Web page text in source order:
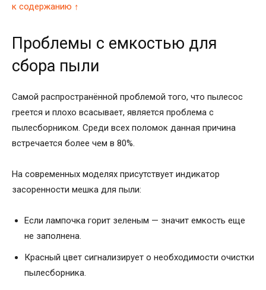
к содержанию ↑
Проблемы с емкостью для
сбора пыли
Самой распространённой проблемой того, что пылесос
греется и плохо всасывает, является проблема с
пылесборником. Среди всех поломок данная причина
встречается более чем в 80%.
На современных моделях присутствует индикатор
засоренности мешка для пыли:
Если лампочка горит зеленым — значит емкость еще
не заполнена.
Красный цвет сигнализирует о необходимости очистки
пылесборника.